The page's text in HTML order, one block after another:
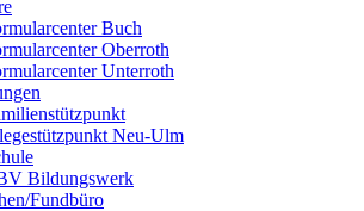
Buch
Oberroth
Unterroth
Neu-Ulm
Bildungswerk
Fundbüro